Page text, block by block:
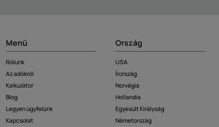
Menü
Rólunk
Az adókról
Kalkulátor
Blog
Legyen ügyfelünk
Kapcsolat
Ország
USA
Írország
Norvégia
Hollandia
Egyesült Királyság
Németország